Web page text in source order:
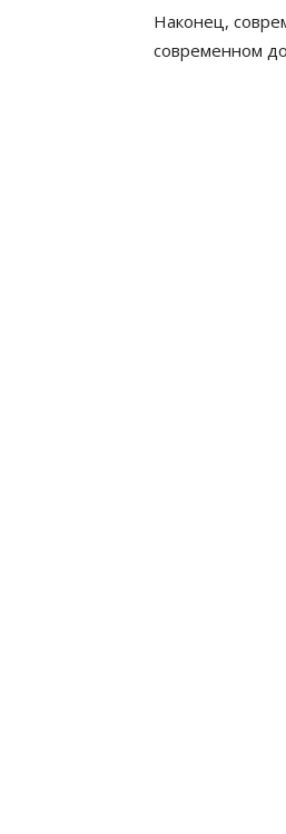
Наконец,
современном